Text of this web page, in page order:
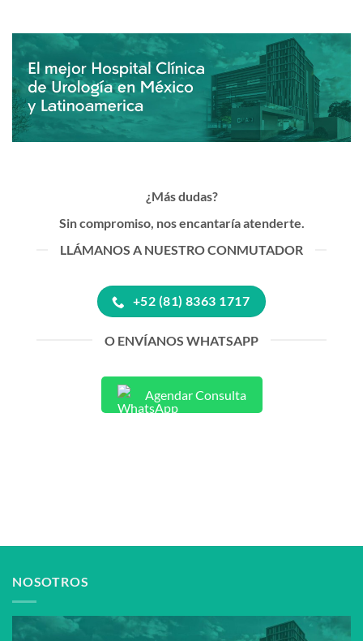
¿Más dudas?
Sin compromiso, nos encantaría atenderte.
LLÁMANOS A NUESTRO CONMUTADOR
+52 (81) 8363 1717
O ENVÍANOS WHATSAPP
Agendar Consulta
NOSOTROS